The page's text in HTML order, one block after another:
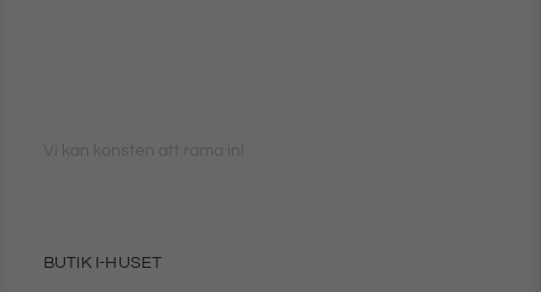
Vi kan konsten att rama in!
BUTIK I-HUSET